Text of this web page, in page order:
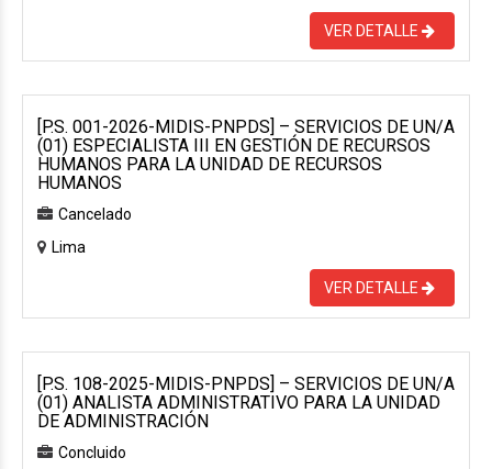
VER DETALLE
[P.S. 001-2026-MIDIS-PNPDS] – SERVICIOS DE UN/A
(01) ESPECIALISTA III EN GESTIÓN DE RECURSOS
HUMANOS PARA LA UNIDAD DE RECURSOS
HUMANOS
Cancelado
Lima
VER DETALLE
[P.S. 108-2025-MIDIS-PNPDS] – SERVICIOS DE UN/A
(01) ANALISTA ADMINISTRATIVO PARA LA UNIDAD
DE ADMINISTRACIÓN
Concluido